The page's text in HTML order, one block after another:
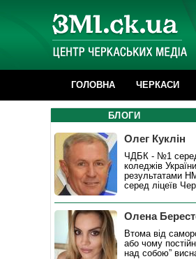
ГОЛОВНА ЧЕРКАСИ
БЛОГИ
Олег Куклін
ЧДБК - №1
коледжів
результатами
серед ліцеїв
Олена
Втома від
або чому
над собою”